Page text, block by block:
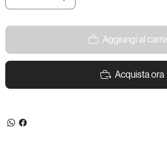
Aggiungi al
Acquista ora